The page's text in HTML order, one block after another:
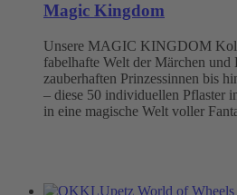
Magic Kingdom
Unsere MAGIC KINGDOM
fabelhafte Welt der Märchen und
zauberhaften Prinzessinnen bis
– diese 50 individuellen Pflaster
in eine magische Welt voller